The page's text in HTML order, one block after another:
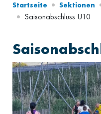
Startseite Sektionen
Saisonabschluss U10